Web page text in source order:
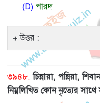
(D) পারদ
উত্তর :
৩৯৪৮. চিন্নায়া, পন্নিয়া,
নিম্নলিখিত কোন নৃত্যের সাথে